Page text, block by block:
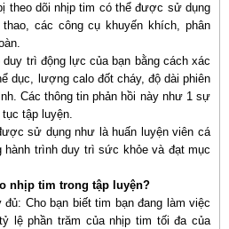
theo dõi nhịp tim có thể được sử dụng
các công cụ khuyến khích, phân
trì động lực của bạn bằng cách xác
dục, lượng calo đốt cháy, độ dài phiên
Các thông tin phản hồi này như 1 sự
tập luyện.
sử dụng như là huấn luyện viên cá
hành trình duy trì sức khỏe và đạt mục
nhịp tim trong tập luyện?
Cho bạn biết tim bạn đang làm việc
lệ phần trăm của nhịp tim tối đa của